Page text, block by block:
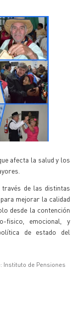
afecta la salud y los
de las distintas
mejorar la calidad
desde la contención
fisico, emocional, y
de estado del
Instituto de Pensiones